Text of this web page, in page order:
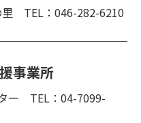
里 TEL：046-282-6210
事業所
ー TEL：04-7099-